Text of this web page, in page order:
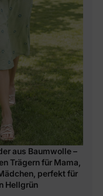
aus Baumwolle –
Trägern für Mama,
perfekt für
Hellgrün